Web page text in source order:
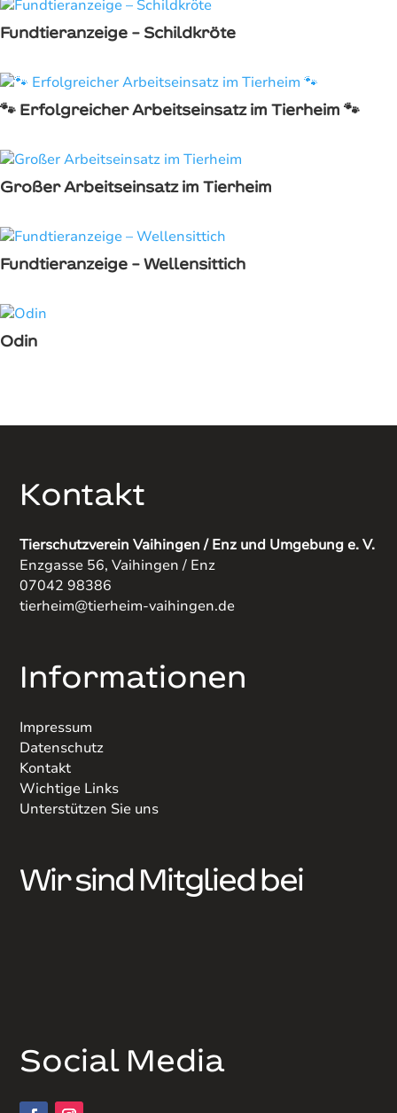
Fundtieranzeige – Schildkröte
🐾 Erfolgreicher Arbeitseinsatz im Tierheim 🐾
Großer Arbeitseinsatz im Tierheim
Fundtieranzeige – Wellensittich
Odin
Kontakt
Tierschutzverein Vaihingen / Enz und Umgebung e. V.
Enzgasse 56, Vaihingen / Enz
07042 98386
tierheim@tierheim-vaihingen.de
Informationen
Impressum
Datenschutz
Kontakt
Wichtige Links
Unterstützen Sie uns
Wir sind Mitglied bei
Social Media